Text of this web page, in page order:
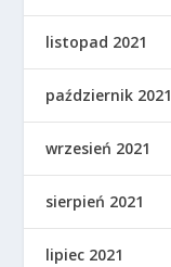
listopad 2021
październik 2021
wrzesień 2021
sierpień 2021
lipiec 2021